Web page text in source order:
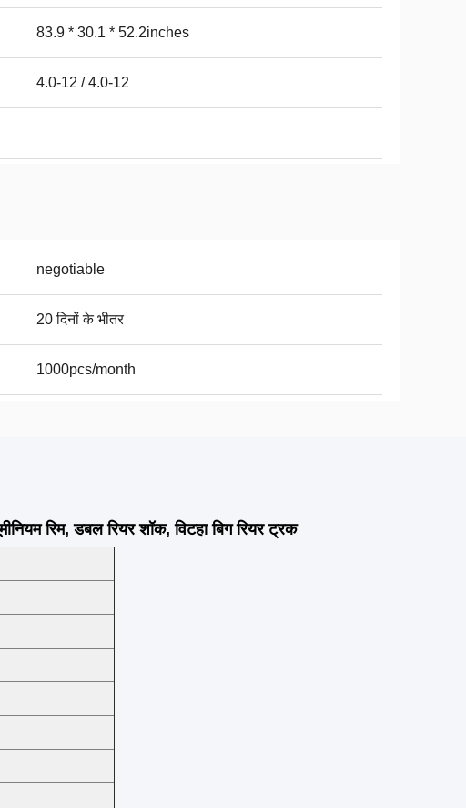
83.9 * 30.1 * 52.2inches
4.0-12 / 4.0-12
negotiable
20 दिनों के भीतर
1000pcs/month
रिम, डबल रियर शॉक, विटहा बिग रियर ट्रक